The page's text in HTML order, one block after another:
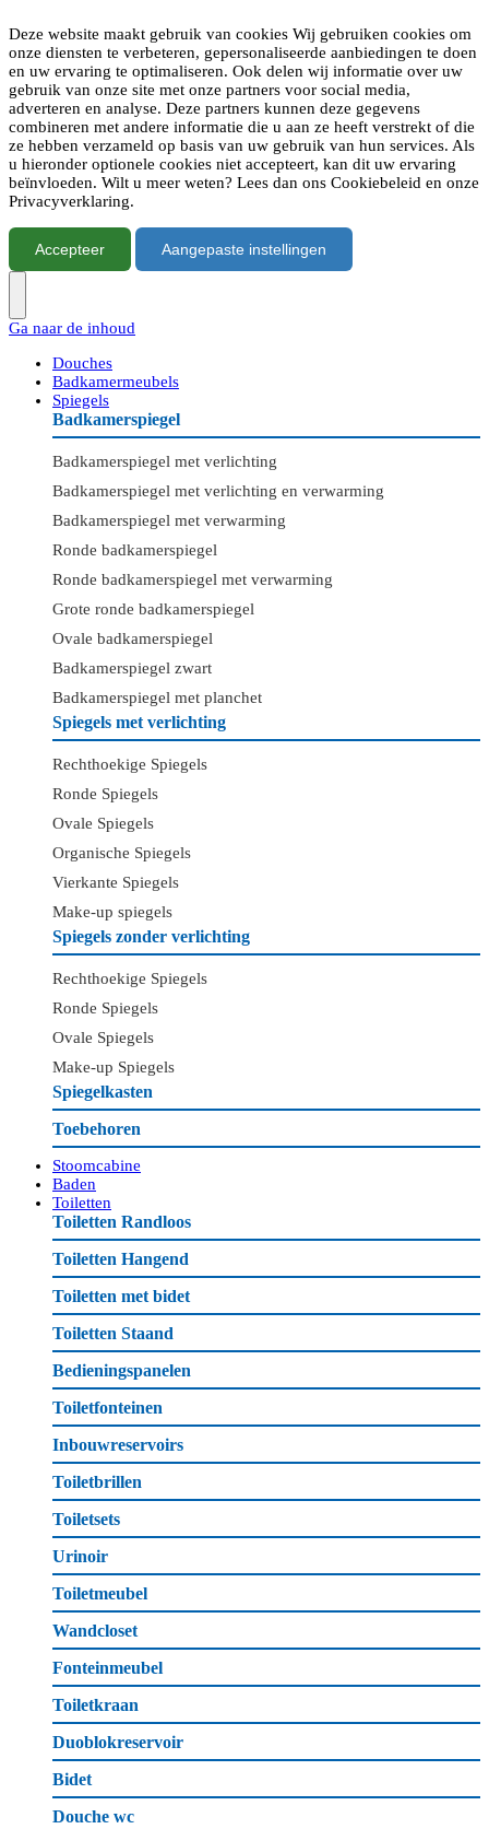
Deze website maakt gebruik van cookies Wij gebruiken cookies om
onze diensten te verbeteren, gepersonaliseerde aanbiedingen te doen
en uw ervaring te optimaliseren. Ook delen wij informatie over uw
gebruik van onze site met onze partners voor social media,
adverteren en analyse. Deze partners kunnen deze gegevens
combineren met andere informatie die u aan ze heeft verstrekt of die
ze hebben verzameld op basis van uw gebruik van hun services. Als
u hieronder optionele cookies niet accepteert, kan dit uw ervaring
beïnvloeden. Wilt u meer weten? Lees dan ons Cookiebeleid en onze
Privacyverklaring.
Accepteer Aangepaste instellingen
Ga naar de inhoud
Douches
Badkamermeubels
Spiegels
Badkamerspiegel
Badkamerspiegel met verlichting
Badkamerspiegel met verlichting en verwarming
Badkamerspiegel met verwarming
Ronde badkamerspiegel
Ronde badkamerspiegel met verwarming
Grote ronde badkamerspiegel
Ovale badkamerspiegel
Badkamerspiegel zwart
Badkamerspiegel met planchet
Spiegels met verlichting
Rechthoekige Spiegels
Ronde Spiegels
Ovale Spiegels
Organische Spiegels
Vierkante Spiegels
Make-up spiegels
Spiegels zonder verlichting
Rechthoekige Spiegels
Ronde Spiegels
Ovale Spiegels
Make-up Spiegels
Spiegelkasten
Toebehoren
Stoomcabine
Baden
Toiletten
Toiletten Randloos
Toiletten Hangend
Toiletten met bidet
Toiletten Staand
Bedieningspanelen
Toiletfonteinen
Inbouwreservoirs
Toiletbrillen
Toiletsets
Urinoir
Toiletmeubel
Wandcloset
Fonteinmeubel
Toiletkraan
Duoblokreservoir
Bidet
Douche wc